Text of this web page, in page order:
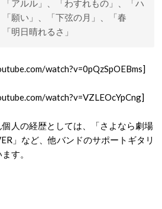
「アルル」、「わすれもの」、「ハ
願い」、「下弦の月」、「春
「明日晴れるさ 」
watch?v=0pQzSpOEBms]
watch?v=VZLEOcYpCng]
人の経歴としては、「さよなら劇場
」など、他バンドのサポートギタリ
す。